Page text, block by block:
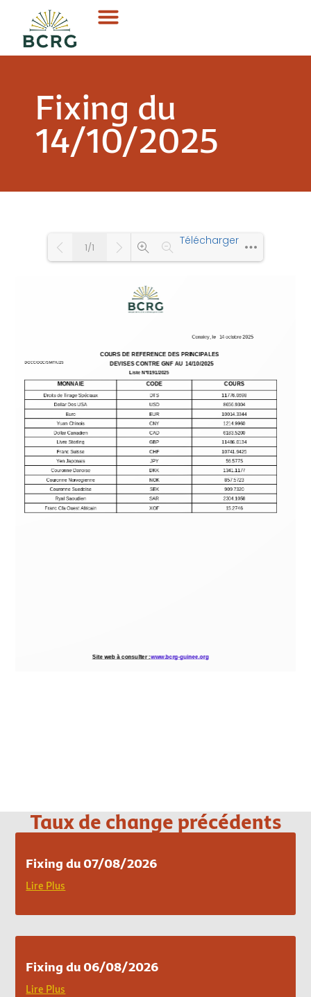
Fixing du
14/10/2025
1/1
Télécharger
Taux de change précédents
Fixing du 07/08/2026
Lire Plus
Fixing du 06/08/2026
Lire Plus